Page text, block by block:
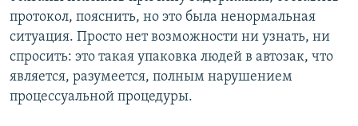
протокол, пояснить, но это была ненормальная
ситуация. Просто нет возможности ни узнать, ни
спросить: это такая упаковка людей в автозак, что
является, разумеется, полным нарушением
процессуальной процедуры.